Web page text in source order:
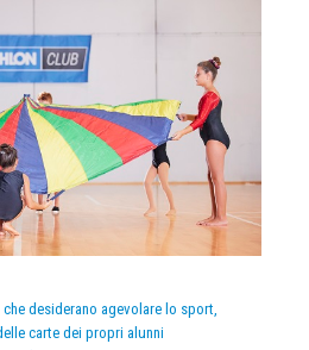
desiderano agevolare lo sport,
carte dei propri alunni